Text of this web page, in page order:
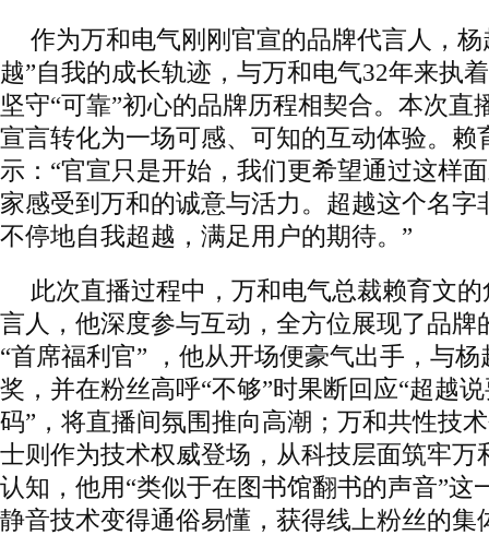
作为万和电气刚刚官宣的品牌代言人，
越”自我的成长轨迹，与万和电气32年来执
坚守“可靠”初心的品牌历程相契合。本次直
宣言转化为一场可感、可知的互动体验。赖
示：“官宣只是开始，我们更希望通过这样
家感受到万和的诚意与活力。超越这个名字
不停地自我超越，满足用户的期待。”
此次直播过程中，万和电气总裁赖育文
言人，他深度参与互动，全方位展现了品牌
“首席福利官” ，他从开场便豪气出手，与
奖，并在粉丝高呼“不够”时果断回应“超越
码”，将直播间氛围推向高潮；万和共性技
士则作为技术权威登场，从科技层面筑牢万
认知，他用“类似于在图书馆翻书的声音”这
静音技术变得通俗易懂，获得线上粉丝的集